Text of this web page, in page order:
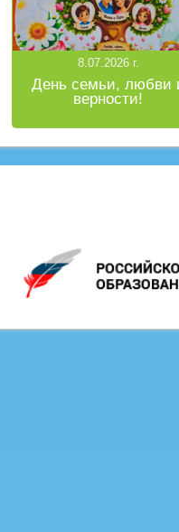
8.07.2026 г.
День семьи, любви
верности!